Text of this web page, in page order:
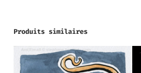
Produits similaires